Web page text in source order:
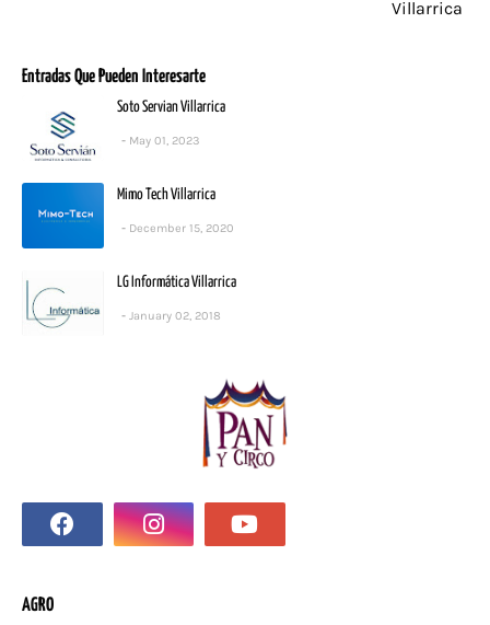
Villarrica
Entradas Que Pueden Interesarte
Soto Servian Villarrica
May 01, 2023
Mimo Tech Villarrica
December 15, 2020
LG Informática Villarrica
January 02, 2018
AGRO